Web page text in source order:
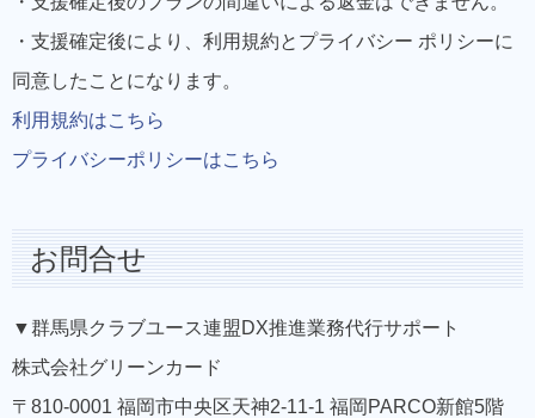
・支援確定後により、利用規約とプライバシー ポリシーに
同意したことになります。
利用規約はこちら
プライバシーポリシーはこちら
お問合せ
▼群馬県クラブユース連盟DX推進業務代行サポート
株式会社グリーンカード
〒810-0001 福岡市中央区天神2-11-1 福岡PARCO新館5階